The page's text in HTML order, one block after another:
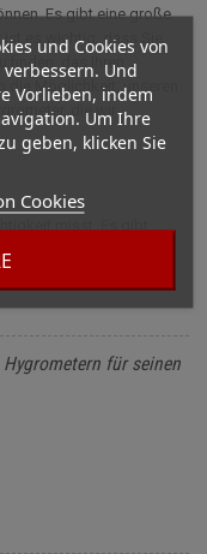
und Cookies von
Und
Vorlieben, indem
Um Ihre
geben, klicken Sie
Cookies
Es gibt eine große
es wichtig, dass Sie
finden, das Ihren
die Möglichkeit, unseren
die wir
misst. Es gibt
Vor- und Nachteile
für seinen